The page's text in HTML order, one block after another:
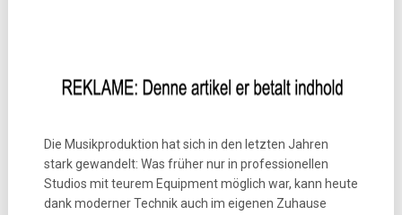
Die Musikproduktion hat sich in den letzten Jahren
stark gewandelt: Was früher nur in professionellen
Studios mit teurem Equipment möglich war, kann heute
dank moderner Technik auch im eigenen Zuhause